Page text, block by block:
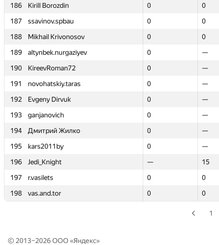
186
Kirill Borozdin 0
0
187
ssavinov.spbau 0
0
188
Mikhail Krivonosov 0
0
189
altynbek.nurgaziyev 0
—
190
KireevRoman72 0
—
191
novohatskiy.taras 0
—
192
Evgeny Dirvuk 0
—
193
ganjanovich 0
—
194
Дмитрий Жилко 0
—
195
kars2011by 0
—
196
Jedi_Knight —
15
197
r.vasilets 0
0
198
vas.and.tor 0 0
186
Kirill Borozdin 0
0
187
ssavinov.spbau 0
0
188
Mikhail Krivonosov 0
0
189
altynbek.nurgaziyev 0
—
190
KireevRoman72 0
—
191
novohatskiy.taras 0
—
192
Evgeny Dirvuk 0
—
193
ganjanovich 0
—
194
Дмитрий Жилко 0
—
195
kars2011by 0
—
196
Jedi_Knight —
15
197
r.vasilets 0
0
198
vas.and.tor 0 0
1
© 2013–2026 ООО «Яндекс»